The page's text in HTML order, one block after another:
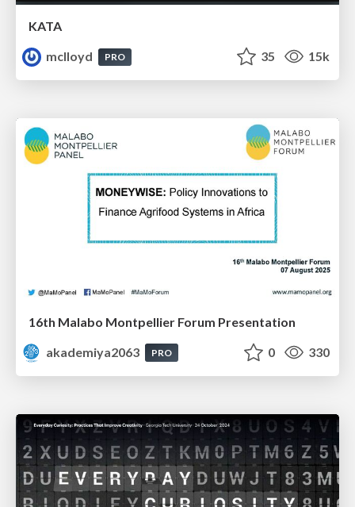
KATA
mclloyd
PRO 35 15k
16th Malabo Montpellier Forum Presentation
akademiya2063
PRO 0 330